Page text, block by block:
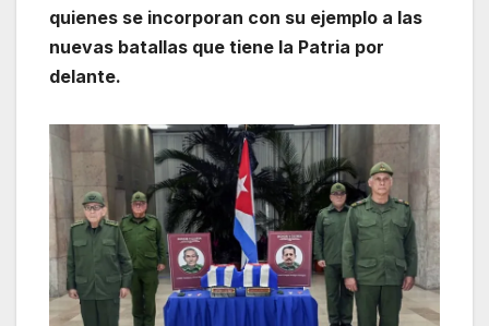
quienes se incorporan con su ejemplo a las
nuevas batallas que tiene la Patria por
delante.